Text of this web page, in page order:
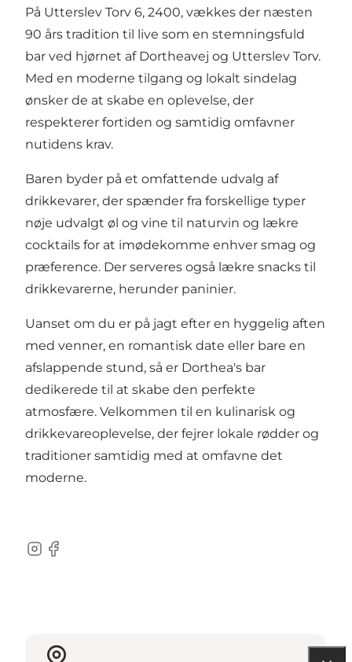
På Utterslev Torv 6, 2400, vækkes der næsten
90 års tradition til live som en stemningsfuld
bar ved hjørnet af Dortheavej og Utterslev Torv.
Med en moderne tilgang og lokalt sindelag
ønsker de at skabe en oplevelse, der
respekterer fortiden og samtidig omfavner
nutidens krav.
Baren byder på et omfattende udvalg af
drikkevarer, der spænder fra forskellige typer
nøje udvalgt øl og vine til naturvin og lækre
cocktails for at imødekomme enhver smag og
præference. Der serveres også lækre snacks til
drikkevarerne, herunder paninier.
Uanset om du er på jagt efter en hyggelig aften
med venner, en romantisk date eller bare en
afslappende stund, så er Dorthea's bar
dedikerede til at skabe den perfekte
atmosfære. Velkommen til en kulinarisk og
drikkevareoplevelse, der fejrer lokale rødder og
traditioner samtidig med at omfavne det
moderne.
Instagram
Facebook